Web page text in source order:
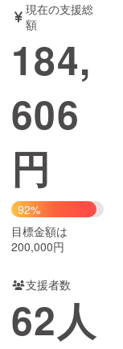
書籍・雑誌
チャレンジ
Creation
コミュニティ
現在の支援総
額
184,
606
円
92%
目標金額は
200,000円
支援者数
62人